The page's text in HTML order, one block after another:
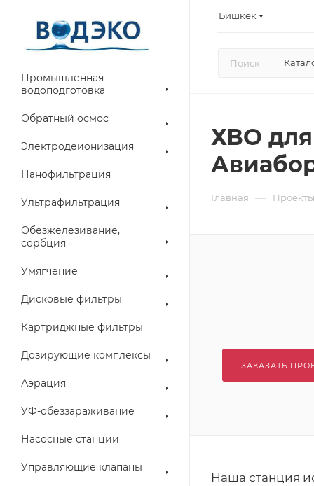
Бишкек
Промышленная
водоподготовка
Обратный осмос
Электродеионизация
Нанофильтрация
Ультрафильтрация
Обезжелезивание,
сорбция
Умягчение
Дисковые фильтры
Картриджные фильтры
Дозирующие комплексы
Аэрация
УФ-обеззараживание
Насосные станции
Управляющие клапаны
ХВО
Главная — Проекты
ЗАКАЗАТЬ
Наша станция